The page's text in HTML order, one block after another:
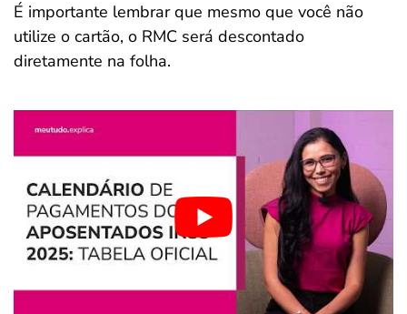
É importante lembrar que mesmo que você não
utilize o cartão, o RMC será descontado
diretamente na folha.